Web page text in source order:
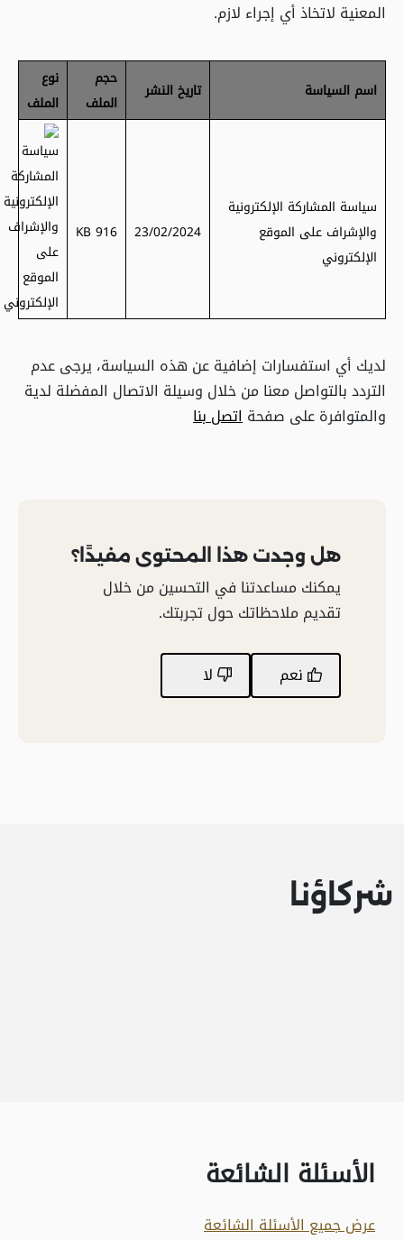
المعنية لاتخاذ أي إجراء لازم.
اسم السياسة تاريخ النشر
حجم
الملف
نوع
الملف
سياسة المشاركة الإلكترونية
والإشراف على الموقع
الإلكتروني
23/02/2024
916 KB
لديك أي استفسارات إضافية عن هذه السياسة، يرجى عدم
التردد بالتواصل معنا من خلال وسيلة الاتصال المفضلة لدية
والمتوافرة على صفحةاتصل بنا
هل وجدت هذا المحتوى مفيدًا؟
يمكنك مساعدتنا في التحسين من خلال
تقديم ملاحظاتك حول تجربتك.
نعم لا
شركاؤنا
الأسئلة الشائعة
عرض جميع الأسئلة الشائعة